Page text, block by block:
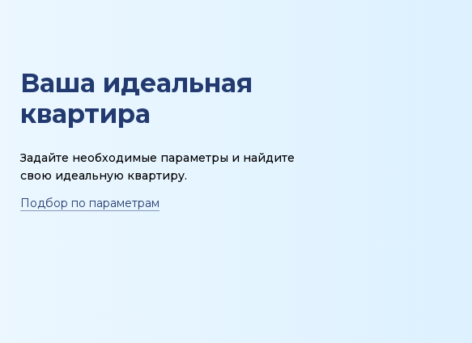
Ваша идеальная
квартира
Задайте необходимые параметры и найдите
свою идеальную квартиру.
Подбор по параметрам